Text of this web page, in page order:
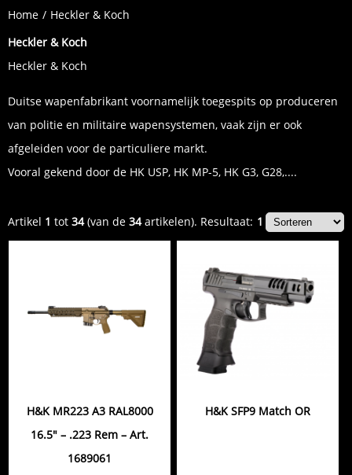
Home / Heckler & Koch
Heckler & Koch
Heckler & Koch
Duitse wapenfabrikant voornamelijk toegespits op produceren
van politie en militaire wapensystemen, vaak zijn er ook
afgeleiden voor de particuliere markt.
Vooral gekend door de HK USP, HK MP-5, HK G3, G28,....
Artikel 1 tot 34(van de 34artikelen). Resultaat: 1
H&K MR223 A3 RAL8000
16.5" – .223 Rem – Art.
1689061
H&K SFP9 Match OR